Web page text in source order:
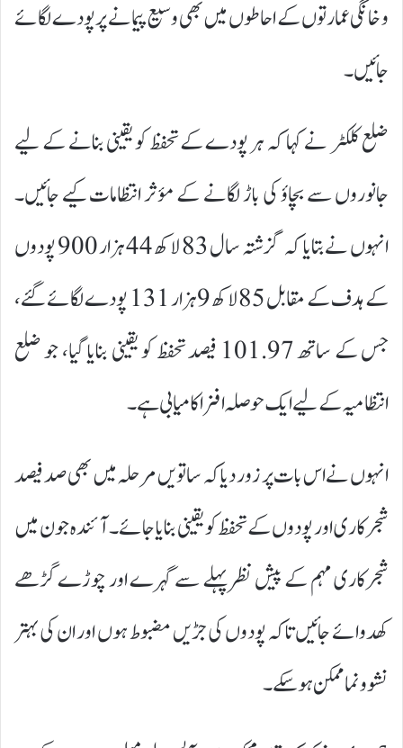
و خانگی عمارتوں کے احاطوں میں بھی وسیع پیمانے پر پودے لگائے
جائیں۔
ضلع کلکٹر نے کہا کہ ہر پودے کے تحفظ کو یقینی بنانے کے لیے
جانوروں سے بچاؤ کی باڑ لگانے کے مؤثر انتظامات کیے جائیں۔
انہوں نے بتایا کہ گزشتہ سال 83 لاکھ 44 ہزار 900 پودوں
کے ہدف کے مقابل 85 لاکھ 9 ہزار 131 پودے لگائے گئے،
جس کے ساتھ 101.97 فیصد تحفظ کو یقینی بنایا گیا، جو ضلع
انتظامیہ کے لیے ایک حوصلہ افزا کامیابی ہے۔
انہوں نے اس بات پر زور دیا کہ ساتویں مرحلہ میں بھی صد فیصد
شجرکاری اور پودوں کے تحفظ کو یقینی بنایا جائے۔ آئندہ جون میں
شجرکاری مہم کے پیش نظر پہلے سے گہرے اور چوڑے گڑھے
کھدوائے جائیں تاکہ پودوں کی جڑیں مضبوط ہوں اور ان کی بہتر
نشوونما ممکن ہوسکے۔